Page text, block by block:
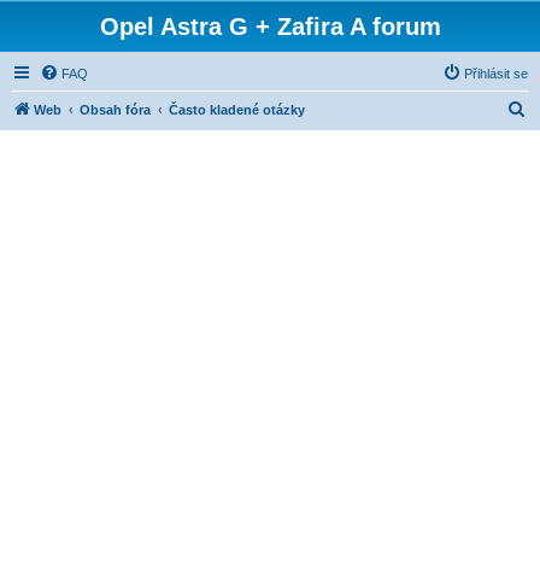
Opel Astra G + Zafira A forum
FAQ Přihlásit se
Web Obsah fóra Často kladené otázky